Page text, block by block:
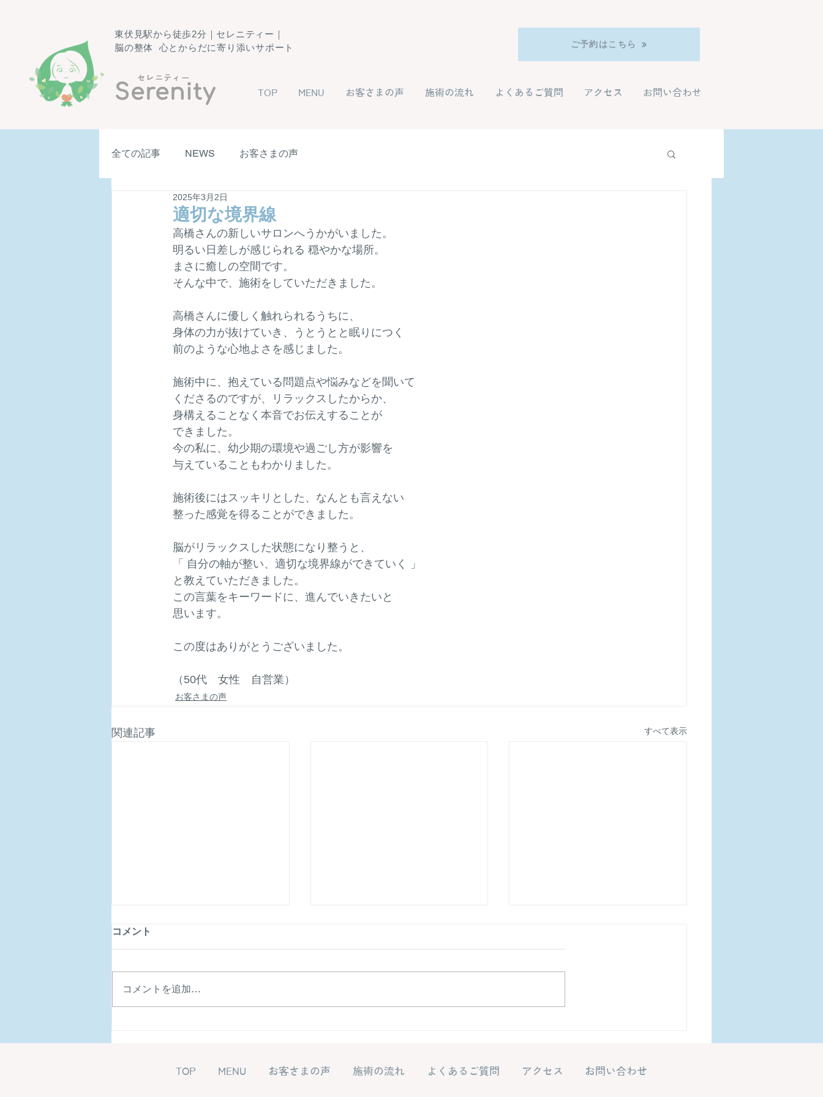
東伏見駅から徒歩2分｜セレニティー｜
脳の整体 心とからだに寄り添いサポート
ご予約はこちら
Serenity
​セレニティー
TOP MENU お客さまの声 施術の流れ よくあるご質問 アクセス お問い合わせ
全ての記事 NEWS お客さまの声
適切な境界線
2025年3月2日
高橋さんの新しいサロンへうかがいました。
明るい日差しが感じられる 穏やかな場所。
まさに癒しの空間です。
そんな中で、施術をしていただきました。
高橋さんに優しく触れられるうちに、
身体の力が抜けていき、うとうとと眠りにつく
前のような心地よさを感じました。
施術中に、抱えている問題点や悩みなどを聞いて
くださるのですが、リラックスしたからか、
身構えることなく本音でお伝えすることが
できました。
今の私に、幼少期の環境や過ごし方が影響を
与えていることもわかりました。
施術後にはスッキリとした、なんとも言えない
整った感覚を得ることができました。
脳がリラックスした状態になり整うと、
「 自分の軸が整い、適切な境界線ができていく 」
と教えていただきました。
この言葉をキーワードに、進んでいきたいと
思います。
この度はありがとうございました。
（50代　女性　自営業）
お客さまの声
関連記事 すべて表示
コメント
コメントを追加…
TOP MENU お客さまの声 施術の流れ よくあるご質問 アクセス お問い合わせ